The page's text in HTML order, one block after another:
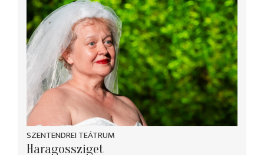
SZENTENDREI TEÁTRUM
Haragossziget